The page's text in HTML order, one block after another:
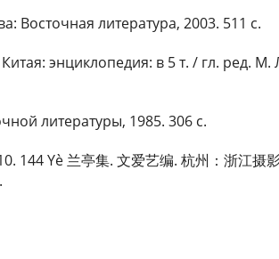
Восточная литература, 2003. 511 с.
энциклопедия: в 5 т. / гл. ред.
литературы, 1985. 306 с.
Yè 兰亭集. 文爱艺编. 杭州：浙江